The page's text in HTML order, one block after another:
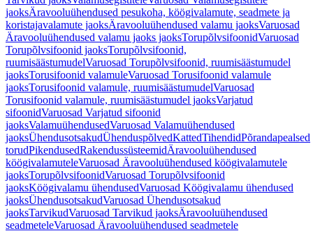
jaoksÄravooluühendused pesukoha, köögivalamute, seadmete ja
koristajavalamute jaoksÄravooluühendused valamu jaoksVaruosad
Äravooluühendused valamu jaoks jaoksTorupõlvsifoonidVaruosad
Torupõlvsifoonid jaoksTorupõlvsifoonid,
ruumisäästumudelVaruosad Torupõlvsifoonid, ruumisäästumudel
jaoksTorusifoonid valamuleVaruosad Torusifoonid valamule
jaoksTorusifoonid valamule, ruumisäästumudelVaruosad
Torusifoonid valamule, ruumisäästumudel jaoksVarjatud
sifoonidVaruosad Varjatud sifoonid
jaoksValamuühendusedVaruosad Valamuühendused
jaoksÜhendusotsakudÜhenduspõlvedKattedTihendidPõrandapealsed
torudPikendusedRakendussüsteemidÄravooluühendused
köögivalamuteleVaruosad Äravooluühendused köögivalamutele
jaoksTorupõlvsifoonidVaruosad Torupõlvsifoonid
jaoksKöögivalamu ühendusedVaruosad Köögivalamu ühendused
jaoksÜhendusotsakudVaruosad Ühendusotsakud
jaoksTarvikudVaruosad Tarvikud jaoksÄravooluühendused
seadmeteleVaruosad Äravooluühendused seadmetele